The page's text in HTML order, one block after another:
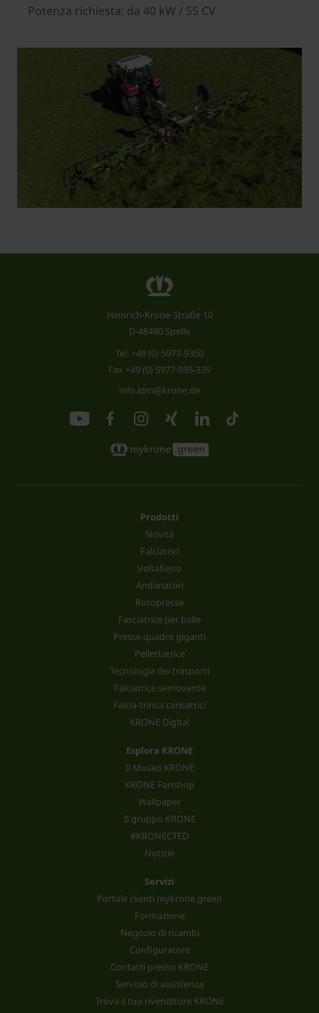
Potenza richiesta: da 40 kW / 55 CV
Heinrich-Krone-Straße 10
D-48480 Spelle
Tel. +49 (0) 5977-9350
Fax +49 (0) 5977-935-339
info.ldm@krone.de
Prodotti
Novità
Falciatrici
Voltafieno
Andanatori
Rotopresse
Fasciatrice per balle
Presse quadre giganti
Pellettatrice
Tecnologia dei trasporti
Falciatrice semovente
Falcia-trinca caricatrici
KRONE Digital
Esplora KRONE
Il Museo KRONE
KRONE Fanshop
Wallpaper
Il gruppo KRONE
#KRONECTED
Notizie
Servizi
Portale clienti mykrone.green
Formazione
Negozio di ricambi
Configuratore
Contatti presso KRONE
Servizio di assistenza
Trova il tuo rivenditore KRONE